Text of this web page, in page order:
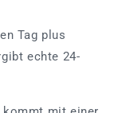
Tag plus
echte 24-